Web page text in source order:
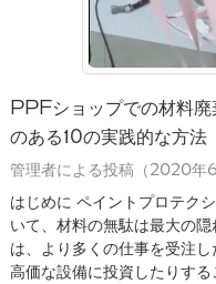
PPFショップでの材料
のある10の実践的な方法
管理者による投稿（2020年
はじめに ペイントプロテク
いて、材料の無駄は最大の
は、より多くの仕事を受注し
高価な設備に投資したりす